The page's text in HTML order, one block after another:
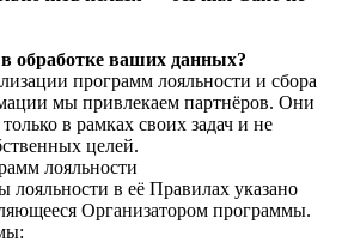
обработке ваших данных?
программ лояльности и сбора
мы привлекаем партнёров. Они
в рамках своих задач и не
целей.
лояльности
в её Правилах указано
Организатором программы.